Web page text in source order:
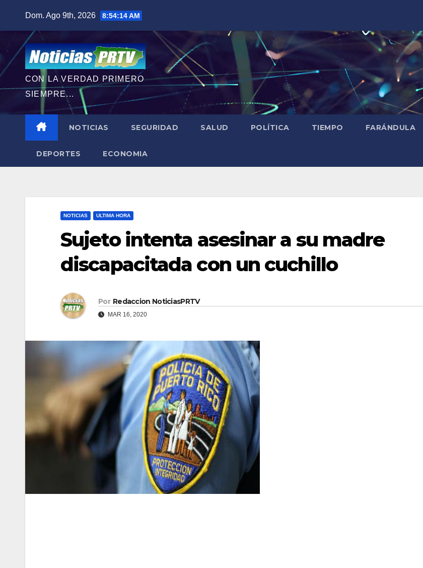
contenido
Dom. Ago 9th, 2026 8:54:16 AM
CON LA VERDAD PRIMERO
SIEMPRE...
NOTICIAS SEGURIDAD SALUD POLÍTICA TIEMPO FARÁNDULA
DEPORTES ECONOMIA
NOTICIAS ULTIMA HORA
Sujeto intenta asesinar a su madre
discapacitada con un cuchillo
Por Redaccion NoticiasPRTV
MAR 16, 2020